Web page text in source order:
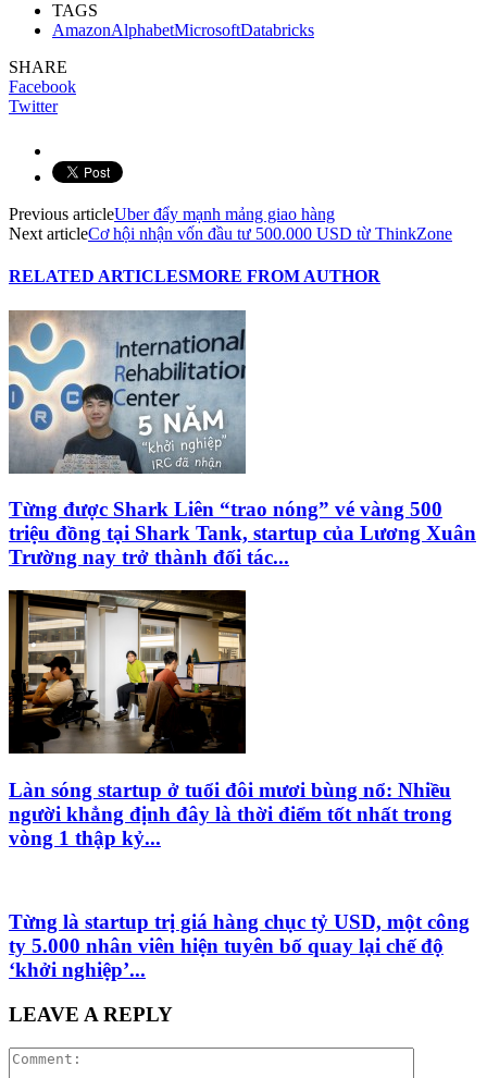
TAGS
AmazonAlphabetMicrosoftDatabricks
SHARE
Facebook
Twitter
Previous articleUber đẩy mạnh mảng giao hàng
Next articleCơ hội nhận vốn đầu tư 500.000 USD từ ThinkZone
RELATED ARTICLESMORE FROM AUTHOR
Từng được Shark Liên “trao nóng” vé vàng 500
triệu đồng tại Shark Tank, startup của Lương Xuân
Trường nay trở thành đối tác...
Làn sóng startup ở tuổi đôi mươi bùng nổ: Nhiều
người khẳng định đây là thời điểm tốt nhất trong
vòng 1 thập kỷ...
Từng là startup trị giá hàng chục tỷ USD, một công
ty 5.000 nhân viên hiện tuyên bố quay lại chế độ
‘khởi nghiệp’...
LEAVE A REPLY